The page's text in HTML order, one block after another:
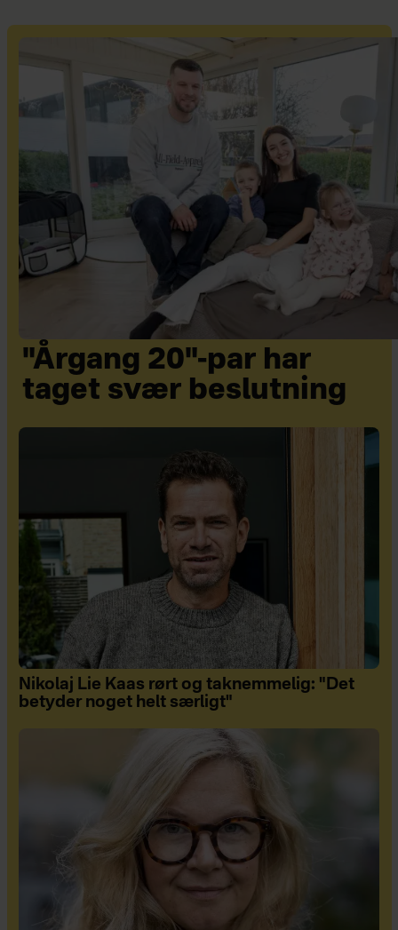
"Årgang 20"-par har
taget svær beslutning
Nikolaj Lie Kaas rørt og taknemmelig: "Det
betyder noget helt særligt"